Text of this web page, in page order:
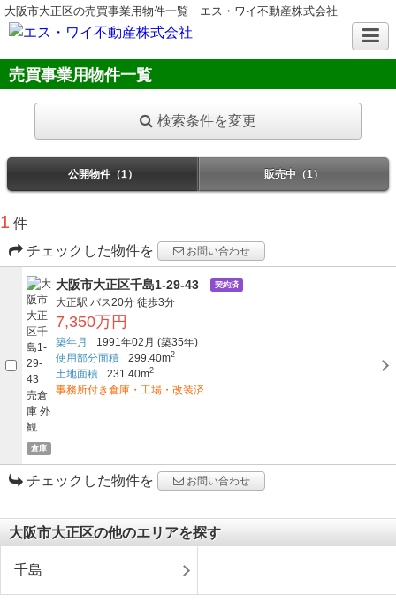
大阪市大正区の売買事業用物件一覧｜エス・ワイ不動産株式会社
売買事業用物件一覧
検索条件を変更
公開物件（1） 販売中（1）
1 件
チェックした物件を
お問い合わせ
倉庫
大阪市大正区千島1-29-43 契約済
大正駅 バス20分 徒歩3分
7,350万円
築年月 1991年02月 (築35年)
使用部分面積
299.40m2
土地面積 231.40m2
事務所付き倉庫・工場・改装済
チェックした物件を お問い合わせ
大阪市大正区の他のエリアを探す
千島